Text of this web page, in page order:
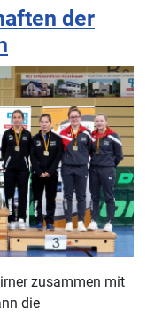
der
zusammen mit
die